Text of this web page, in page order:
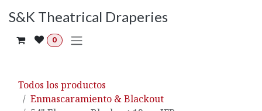
S&K Theatrical Draperies
0
Todos los productos
Enmascaramiento & Blackout